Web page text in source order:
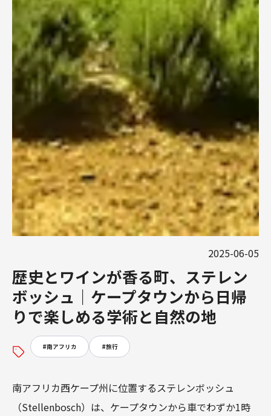
2025-06-05
歴史とワインが香る町、ステレン
ボッシュ｜ケープタウンから日帰
りで楽しめる学術と自然の地
#南アフリカ #旅行
南アフリカ西ケープ州に位置するステレンボッシュ
（Stellenbosch）は、ケープタウンから車でわずか1時